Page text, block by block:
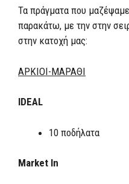
Τα πράγματα που
παρακάτω, με την στην
στην κατοχή μας:
ΑΡΚΙΟΙ-ΜΑΡΑΘΙ
IDEAL
10 ποδήλατα
Market In